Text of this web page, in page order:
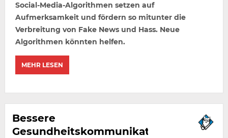
Social-Media-Algorithmen setzen auf
Aufmerksamkeit und fördern so mitunter die
Verbreitung von Fake News und Hass. Neue
Algorithmen könnten helfen.
MEHR LESEN
Bessere
Gesundheitskommunikation